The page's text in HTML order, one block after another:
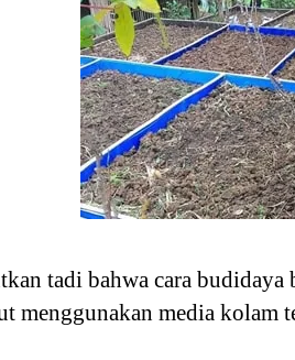
tadi bahwa cara budidaya
menggunakan media kolam